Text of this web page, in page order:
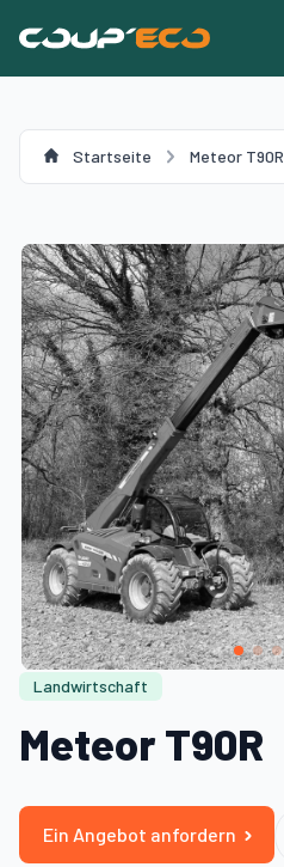
Startseite Meteor T90R
Landwirtschaft
Meteor T90R
Ein Angebot anfordern